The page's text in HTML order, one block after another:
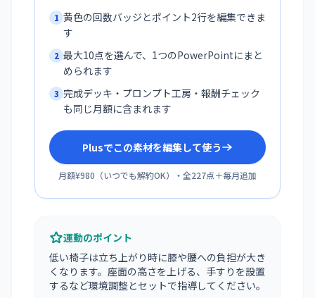
1 黄色の回数バッジとポイント2行を編集できま
す
2 最大10点を選んで、1つのPowerPointにまと
められます
3 完成デッキ・プロンプト工房・報酬チェック
も同じ月額に含まれます
Plusでこの素材を編集して使う
月額¥980 （いつでも解約OK）・全227点＋毎月追加
運動のポイント
低い椅子は立ち上がり時に膝や腰への負担が大き
くなります。座面の高さを上げる、手すりを設置
するなど環境調整とセットで指導してください。